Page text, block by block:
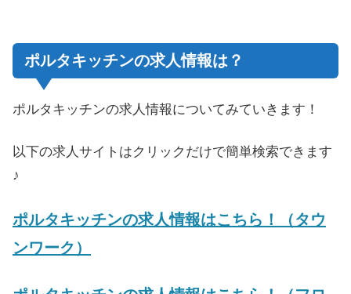
ポルタキッチンの求人情報は？
ポルタキッチンの求人情報についてみていきます！
以下の求人サイトはクリックだけで簡単検索できます
♪
ポルタキッチンの求人情報はこちら！（タウ
ンワーク）